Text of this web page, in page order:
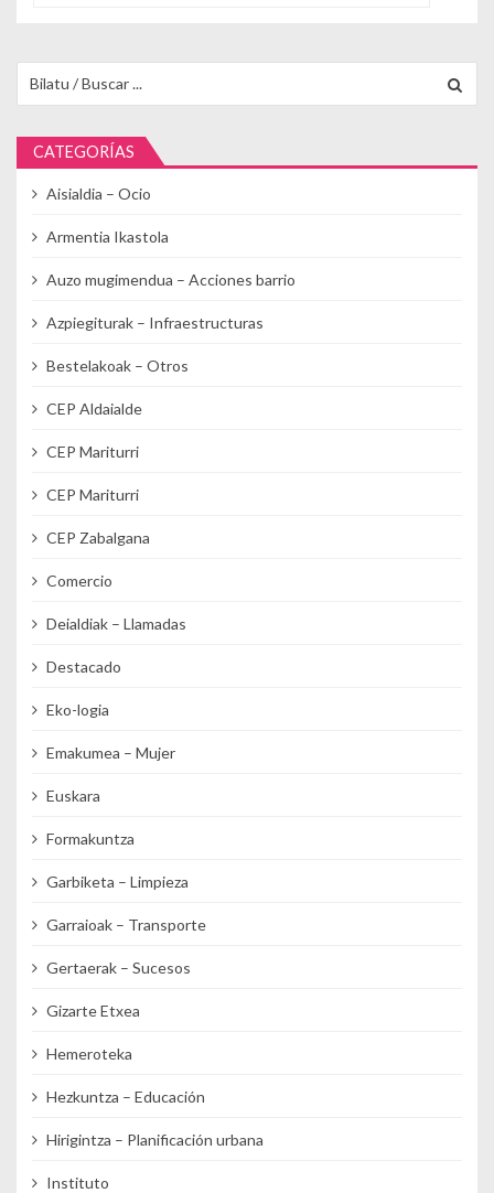
CATEGORÍAS
Aisialdia – Ocio
Armentia Ikastola
Auzo mugimendua – Acciones barrio
Azpiegiturak – Infraestructuras
Bestelakoak – Otros
CEP Aldaialde
CEP Mariturri
CEP Mariturri
CEP Zabalgana
Comercio
Deialdiak – Llamadas
Destacado
Eko-logia
Emakumea – Mujer
Euskara
Formakuntza
Garbiketa – Limpieza
Garraioak – Transporte
Gertaerak – Sucesos
Gizarte Etxea
Hemeroteka
Hezkuntza – Educación
Hirigintza – Planificación urbana
Instituto